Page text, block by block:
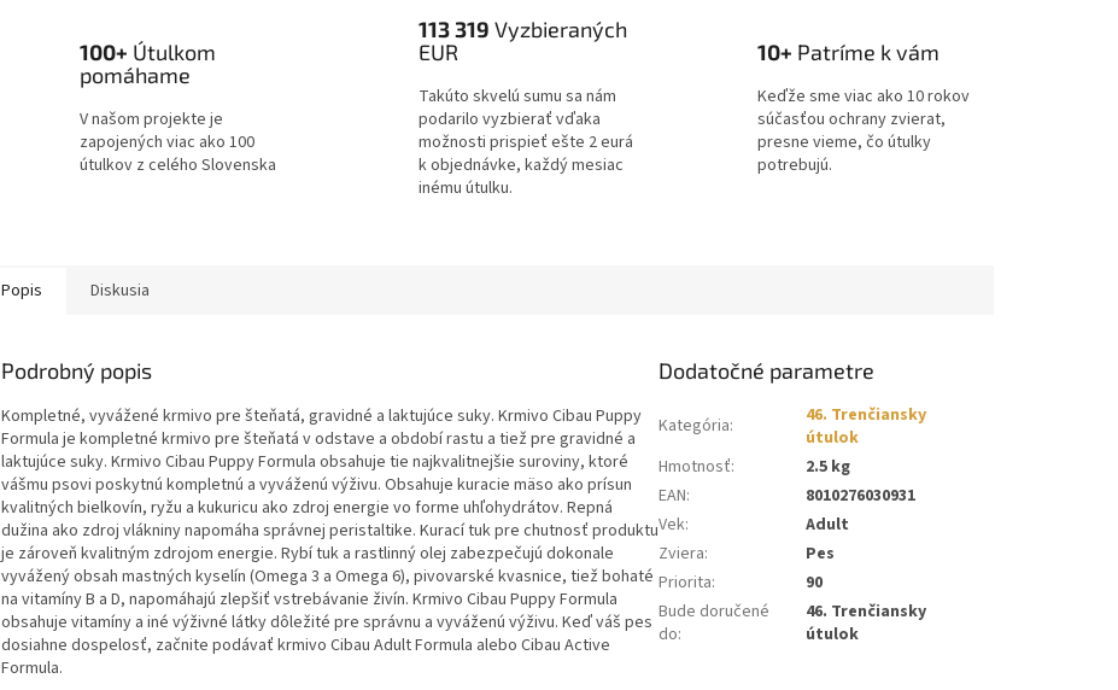
100+ Útulkom
pomáhame
V našom projekte je
zapojených viac ako 100
útulkov z celého Slovenska
113 319 Vyzbieraných
EUR
Takúto skvelú sumu sa nám
podarilo vyzbierať vďaka
možnosti prispieť ešte 2 eurá
k objednávke, každý mesiac
inému útulku.
10+ Patríme k vám
Keďže sme viac ako 10 rokov
súčasťou ochrany zvierat,
presne vieme, čo útulky
potrebujú.
Popis Diskusia
Podrobný popis
Kompletné, vyvážené krmivo pre šteňatá, gravidné a laktujúce suky. Krmivo Cibau Puppy
Formula je kompletné krmivo pre šteňatá v odstave a období rastu a tiež pre gravidné a
laktujúce suky. Krmivo Cibau Puppy Formula obsahuje tie najkvalitnejšie suroviny, ktoré
vášmu psovi poskytnú kompletnú a vyváženú výživu. Obsahuje kuracie mäso ako prísun
kvalitných bielkovín, ryžu a kukuricu ako zdroj energie vo forme uhľohydrátov. Repná
dužina ako zdroj vlákniny napomáha správnej peristaltike. Kurací tuk pre chutnosť produktu
je zároveň kvalitným zdrojom energie. Rybí tuk a rastlinný olej zabezpečujú dokonale
vyváženýobsah mastných kyselín (Omega 3 a Omega 6), pivovarské kvasnice, tiež bohaté
na vitamíny B a D, napomáhajú zlepšiť vstrebávanie živín. Krmivo Cibau Puppy Formula
obsahuje vitamíny a iné výživné látky dôležité pre správnu a vyváženú výživu. Keď váš pes
dosiahne dospelosť, začnite podávať krmivo Cibau Adult Formula alebo Cibau Active
Formula.
Dodatočné parametre
Kategória:
46. Trenčiansky
útulok
Hmotnosť:
2.5 kg
EAN:
8010276030931
Vek:
Adult
Zviera:
Pes
Priorita:
90
Bude doručené
do:
46. Trenčiansky
útulok